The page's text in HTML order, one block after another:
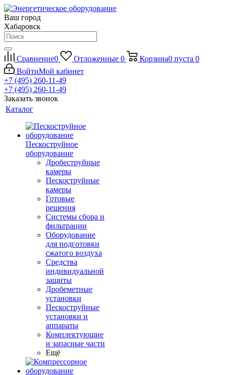
Ваш город
Хабаровск
Сравнение0 Отложенные 0 Корзина0 пуста 0
ВойтиМой кабинет
+7 (495) 260-11-49
+7 (495) 260-11-49
Заказать звонок
Каталог
Пескоструйное
оборудование
Дробеструйные
камеры
Пескоструйные
камеры
Готовые
решения
Системы сбора и
фильтрации
Оборудование
для подготовки
сжатого воздуха
Средства
индивидуальной
защиты
Дробеметные
установки
Пескоструйные
установки и
аппараты
Комплектующие
и запасные части
Ещё